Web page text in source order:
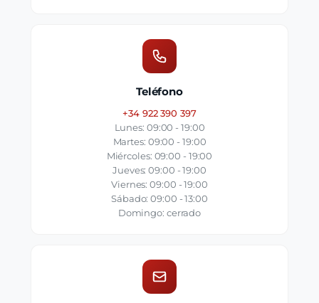
Teléfono
+34 922 390 397
Lunes: 09:00 - 19:00
Martes: 09:00 - 19:00
Miércoles: 09:00 - 19:00
Jueves: 09:00 - 19:00
Viernes: 09:00 - 19:00
Sábado: 09:00 - 13:00
Domingo: cerrado